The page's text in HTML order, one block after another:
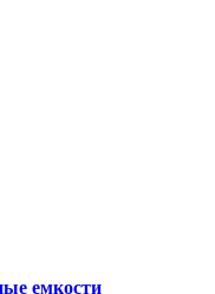
емкости